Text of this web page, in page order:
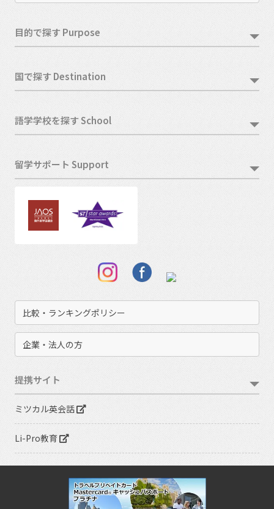
目的で探す Purpose
国で探す Destination
語学学校を探す School
留学サポート Support
比較・ランキングポリシー
企業・法人の方
提携サイト
ミツカル英会話
Li-Pro教育